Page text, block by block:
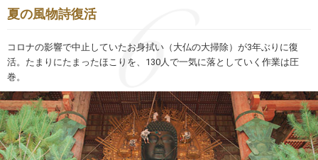
夏の風物詩復活
コロナの影響で中止していたお身拭い（大仏の大掃除）が3年ぶりに復
活。たまりにたまったほこりを、130人で一気に落としていく作業は圧
巻。